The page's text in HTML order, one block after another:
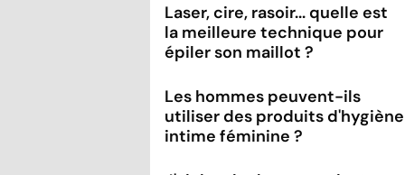
Laser, cire, rasoir... quelle est
la meilleure technique pour
épiler son maillot ?
Les hommes peuvent-ils
utiliser des produits d'hygiène
intime féminine ?